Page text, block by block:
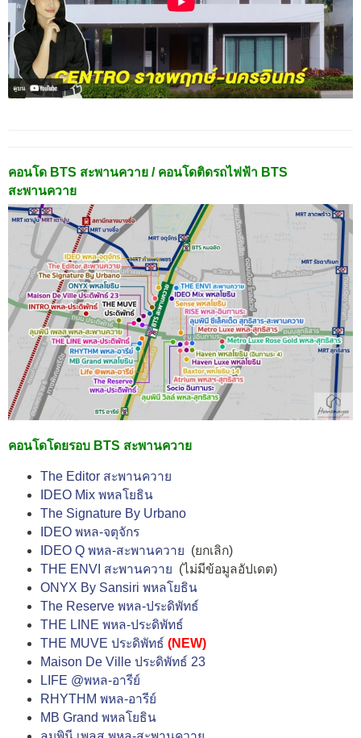
คอนโด BTS สะพานควาย / คอนโดติดรถไฟฟ้า BTS
สะพานควาย
คอนโดโดยรอบ BTS สะพานควาย
The Editor สะพานควาย
IDEO Mix พหลโยธิน
The Signature By Urbano
IDEO พหล-จตุจักร
IDEO Q พหล-สะพานควาย (ยกเลิก)
THE ENVI สะพานควาย (ไม่มีข้อมูลอัปเดต)
ONYX By Sansiri พหลโยธิน
The Reserve พหล-ประดิพัทธ์
THE LINE พหล-ประดิพัทธ์
THE MUVE ประดิพัทธ์ (NEW)
Maison De Ville ประดิพัทธ์ 23
LIFE @พหล-อารีย์
RHYTHM พหล-อารีย์
MB Grand พหลโยธิน